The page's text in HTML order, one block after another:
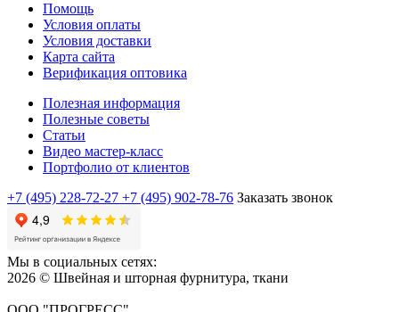
Помощь
Условия оплаты
Условия доставки
Карта сайта
Верификация оптовика
Полезная информация
Полезные советы
Статьи
Видео мастер-класс
Портфолио от клиентов
+7 (495) 228-72-27 +7 (495) 902-78-76 Заказать звонок
Мы в социальных сетях:
2026 © Швейная и шторная фурнитура, ткани